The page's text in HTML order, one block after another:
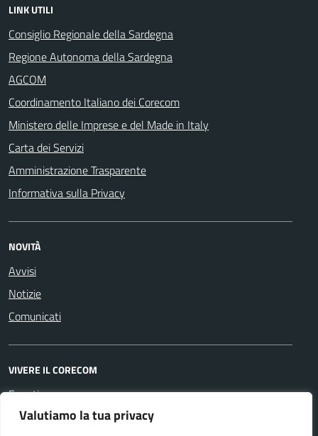
Valutiamo la tua privacy
LINK UTILI
Consiglio Regionale della Sardegna
Regione Autonoma della Sardegna
AGCOM
Coordinamento Italiano dei Corecom
Ministero delle Imprese e del Made in Italy
Carta dei Servizi
Amministrazione Trasparente
Informativa sulla Privacy
NOVITÀ
Avvisi
Notizie
Comunicati
VIVERE IL CORECOM
Eventi